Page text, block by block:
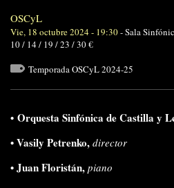
OSCyL
Vie, 18 octubre 2024 - 19:30-Sala
10 / 14 / 19 / 23 / 30 €
Temporada OSCyL 2024-25
• Orquesta Sinfónica de Castilla y
•Vasily Petrenko, director
•Juan Floristán, piano